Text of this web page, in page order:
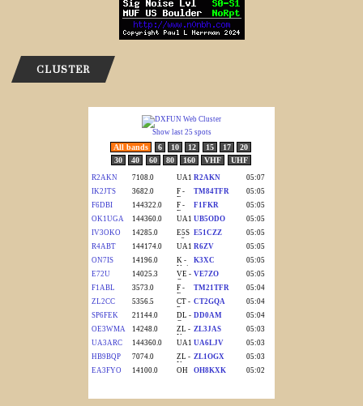
CLUSTER